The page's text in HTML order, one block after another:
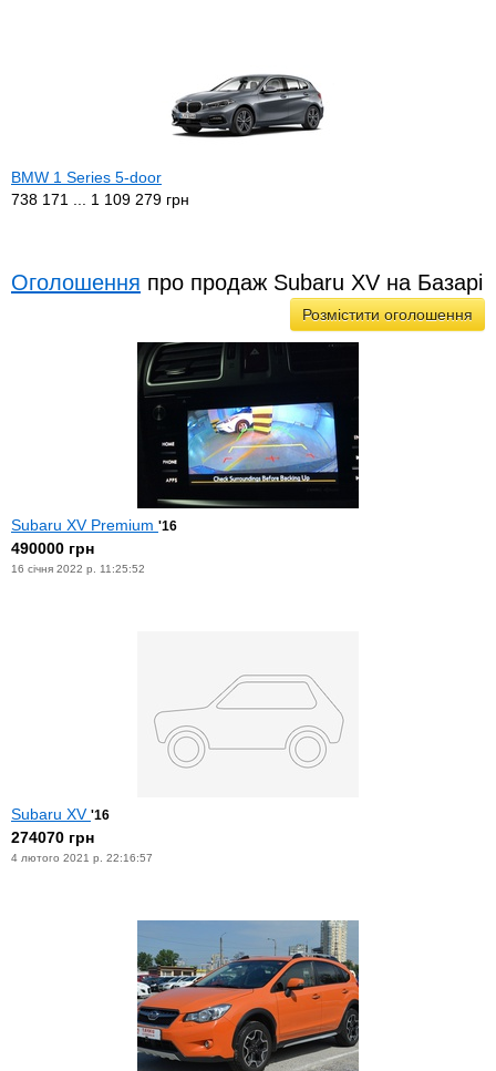
BMW 1 Series 5-door
738 171 ... 1 109 279 грн
Оголошення про продаж Subaru XV на Базарі
Розмістити оголошення
Subaru XV Premium '16
490000 грн
16 січня 2022 р. 11:25:52
Subaru XV '16
274070 грн
4 лютого 2021 р. 22:16:57